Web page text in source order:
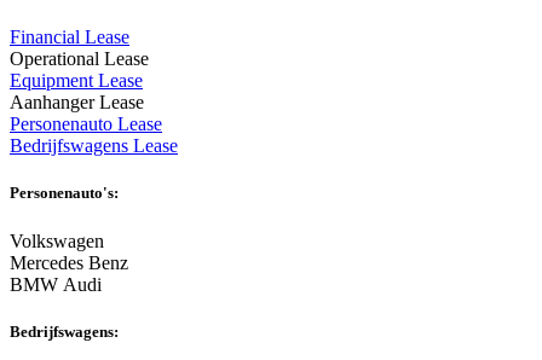
Financial Lease
Operational Lease
Equipment Lease
Aanhanger Lease
Personenauto Lease
Bedrijfswagens Lease
Personenauto's:
Volkswagen
Mercedes Benz
BMW Audi
Bedrijfswagens: